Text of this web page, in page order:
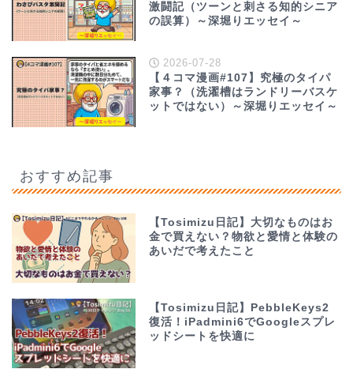
激闘記（ツーンと刺さる知的シニア
の誤算）～深堀りエッセイ～
2026-07-28
【４コマ漫画#107】究極のタイパ
家事？（洗濯槽はランドリーバスケ
ットではない）～深堀りエッセイ～
おすすめ記事
【Tosimizu日記】大切なものはお
金で買えない？物欲と愛情と体験の
あいだで考えたこと
【Tosimizu日記】PebbleKeys2
復活！iPadmini6でGoogleスプレ
ッドシートを快適に